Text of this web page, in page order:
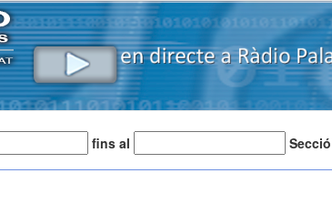
fins al Secció